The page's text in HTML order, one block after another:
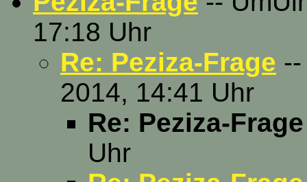
17:18 Uhr
Re: Peziza-Frage
2014, 14:41 Uhr
Re: Peziza-Frage
Uhr